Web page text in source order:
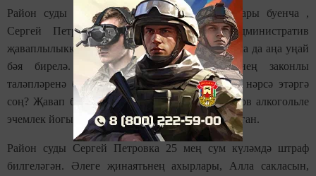
Район суды караган җинаять эше материаллары буенча ,
Сергей Петров элек хөкем ителмәгән, административ
җаваплылыкка тартылмаган, яшәү урыны буенча да аңа уңай
бәя бирелә. Аны полиция хезмәткәрләренең законлы
таләпләренә буйсынмыйча, тартыша башлауга нәрсә этәргә
соң? Җавап бер - "яшел елан". Ул көнне Петров алкогольле
эчемлек йогынтысы астында агрессив хәлдә булган.
Район суды Сергей Петровка 25 мең сум күләмдә штраф
билгеләгән. Әлеге җинаятьнең ахырлары, Алла сакласын,